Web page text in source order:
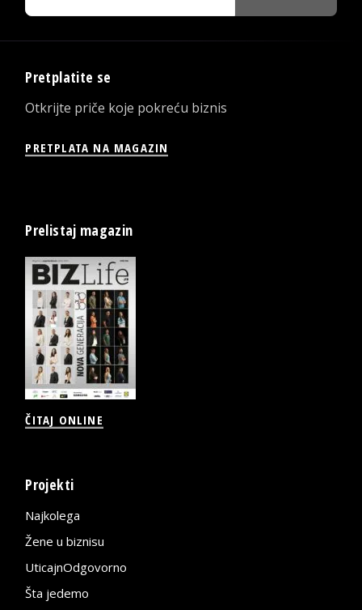
Pretplatite se
Otkrijte priče koje pokreću biznis
PRETPLATA NA MAGAZIN
Prelistaj magazin
ČITAJ ONLINE
Projekti
Najkolega
Žene u biznisu
UticajnOdgovorno
Šta jedemo